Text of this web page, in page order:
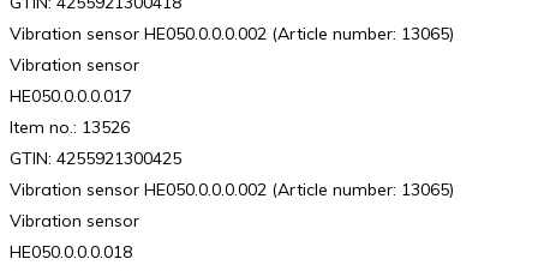
Vibration sensor HE050.0.0.0.002 (Article number: 13065)
Vibration sensor
HE050.0.0.0.017
Item no.: 13526
GTIN: 4255921300425
Vibration sensor HE050.0.0.0.002 (Article number: 13065)
Vibration sensor
HE050.0.0.0.018